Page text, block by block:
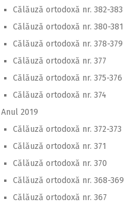
Călăuză ortodoxă nr. 382-383
Călăuză ortodoxă nr. 380-381
Călăuză ortodoxă nr. 378-379
Călăuză ortodoxă nr. 377
Călăuză ortodoxă nr. 375-376
Călăuză ortodoxă nr. 374
Anul 2019
Călăuză ortodoxă nr. 372-373
Călăuză ortodoxă nr. 371
Călăuză ortodoxă nr. 370
Călăuză ortodoxă nr. 368-369
Călăuză ortodoxă nr. 367